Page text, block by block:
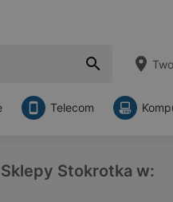
Telecom
Sklepy Stokrotka w: